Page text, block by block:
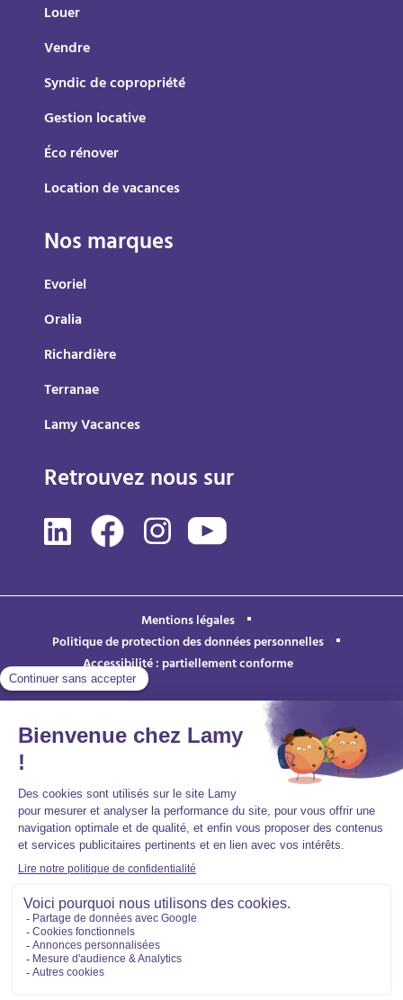
Louer
Vendre
Syndic de copropriété
Gestion locative
Éco rénover
Location de vacances
Nos marques
Evoriel
Oralia
Richardière
Terranae
Lamy Vacances
Retrouvez nous sur
Mentions légales
Politique de protection des données personnelles
Accessibilité : partiellement conforme